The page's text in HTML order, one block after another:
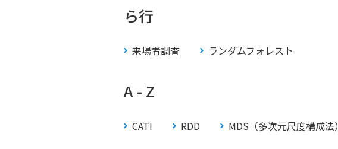
ら行
来場者調査 ランダムフォレスト
A - Z
CATI RDD MDS（多次元尺度構成法）